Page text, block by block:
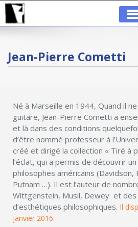
Jean-Pierre Cometti
Né à Marseille en 1944, Quand il
guitare, Jean-Pierre Cometti a
et là dans des conditions
d’être nommé professeur à
créé et dirigé la collection « Tiré à
l’éclat, qui a permis de découvrir
philosophes américains (Davidson,
Putnam …). Il est l’auteur de
Wittgenstein, Musil, Dewey et des
d’esthétiques philosophiques. Il
janvier 2016.